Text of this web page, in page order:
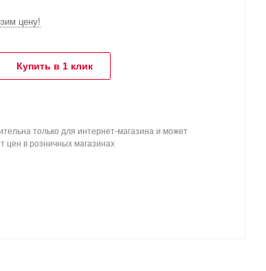
цену!
Купить в 1 клик
только для интернет-магазина и может
цен в розничных магазинах